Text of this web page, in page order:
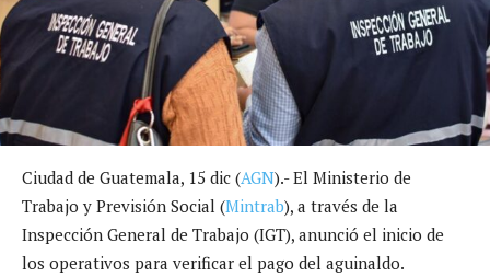
Ciudad de Guatemala, 15 dic (AGN).- El Ministerio de
Trabajo y Previsión Social (Mintrab), a través de la
Inspección General de Trabajo (IGT), anunció el inicio de
los operativos para verificar el pago del aguinaldo.